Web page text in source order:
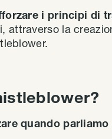
i principi di
attraverso la
quando